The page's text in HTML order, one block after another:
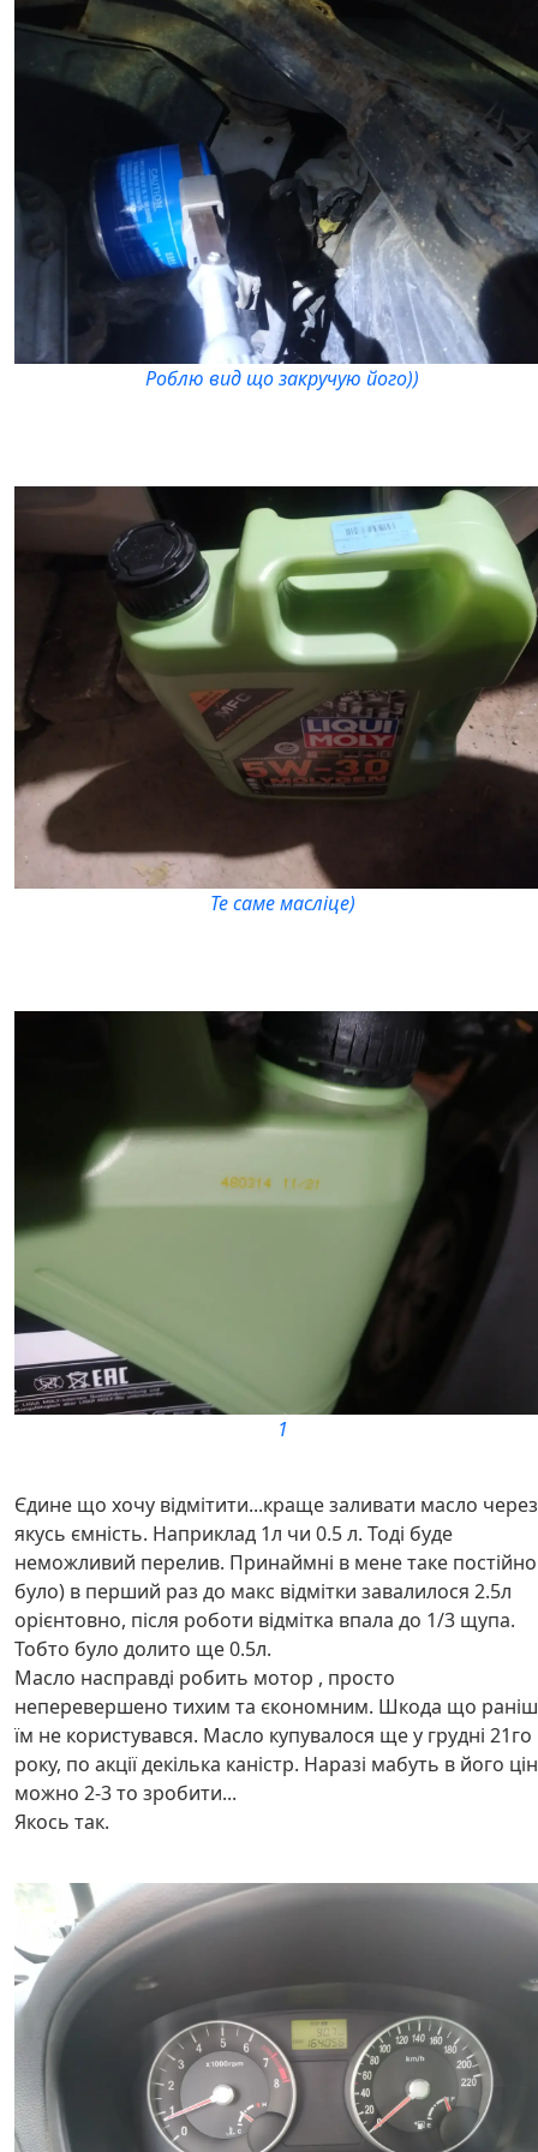
Роблю вид що закручую його))
Те саме масліце)
1
Єдине що хочу відмітити...краще заливати масло через
якусь ємність. Наприклад 1л чи 0.5 л. Тоді буде
неможливий перелив. Принаймні в мене таке постійно
було) в перший раз до макс відмітки завалилося 2.5л
орієнтовно, після роботи відмітка впала до 1/3 щупа.
Тобто було долито ще 0.5л.
Масло насправді робить мотор , просто
неперевершено тихим та єкономним. Шкода що
їм не користувався. Масло купувалося ще у грудні 21го
року, по акції декілька каністр. Наразі мабуть в його
можно 2-3 то зробити...
Якось так.